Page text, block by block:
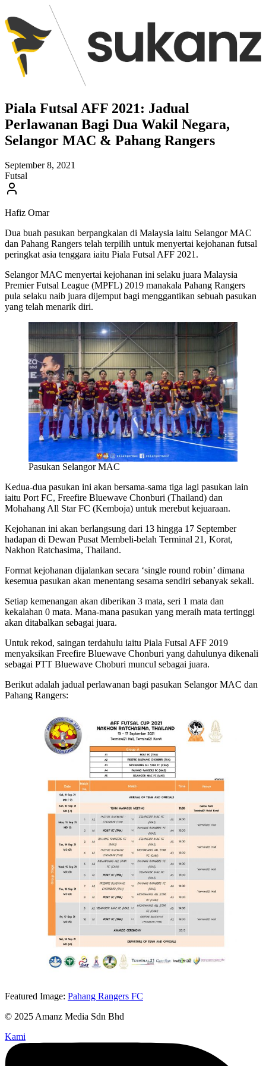
Piala Futsal AFF 2021: Jadual
Perlawanan Bagi Dua Wakil Negara,
Selangor MAC & Pahang Rangers
September 8, 2021
Futsal
Hafiz Omar
Dua buah pasukan berpangkalan di Malaysia iaitu Selangor MAC
dan Pahang Rangers telah terpilih untuk menyertai kejohanan futsal
peringkat asia tenggara iaitu Piala Futsal AFF 2021.
Selangor MAC menyertai kejohanan ini selaku juara Malaysia
Premier Futsal League (MPFL) 2019 manakala Pahang Rangers
pula selaku naib juara dijemput bagi menggantikan sebuah pasukan
yang telah menarik diri.
Pasukan Selangor MAC
Kedua-dua pasukan ini akan bersama-sama tiga lagi pasukan lain
iaitu Port FC, Freefire Bluewave Chonburi (Thailand) dan
Mohahang All Star FC (Kemboja) untuk merebut kejuaraan.
Kejohanan ini akan berlangsung dari 13 hingga 17 September
hadapan di Dewan Pusat Membeli-belah Terminal 21, Korat,
Nakhon Ratchasima, Thailand.
Format kejohanan dijalankan secara ‘single round robin’ dimana
kesemua pasukan akan menentang sesama sendiri sebanyak sekali.
Setiap kemenangan akan diberikan 3 mata, seri 1 mata dan
kekalahan 0 mata. Mana-mana pasukan yang meraih mata tertinggi
akan ditabalkan sebagai juara.
Untuk rekod, saingan terdahulu iaitu Piala Futsal AFF 2019
menyaksikan Freefire Bluewave Chonburi yang dahulunya dikenali
sebagai PTT Bluewave Choburi muncul sebagai juara.
Berikut adalah jadual perlawanan bagi pasukan Selangor MAC dan
Pahang Rangers:
Featured Image: Pahang Rangers FC
© 2025 Amanz Media Sdn Bhd
Kami